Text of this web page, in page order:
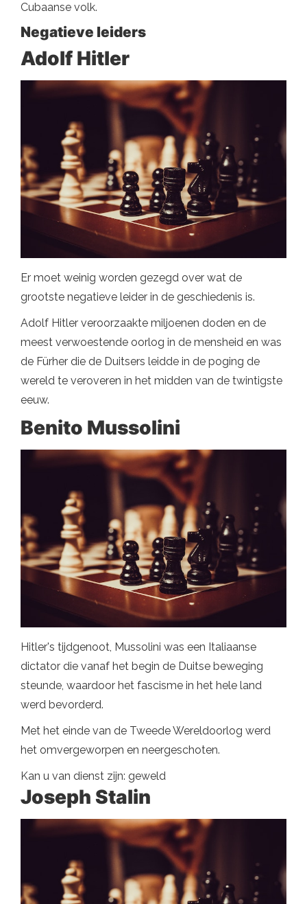
Cubaanse volk.
Negatieve leiders
Adolf Hitler
Er moet weinig worden gezegd over wat de
grootste negatieve leider in de geschiedenis is.
Adolf Hitler veroorzaakte miljoenen doden en de
meest verwoestende oorlog in de mensheid en was
de Fürher die de Duitsers leidde in de poging de
wereld te veroveren in het midden van de twintigste
eeuw.
Benito Mussolini
Hitler's tijdgenoot, Mussolini was een Italiaanse
dictator die vanaf het begin de Duitse beweging
steunde, waardoor het fascisme in het hele land
werd bevorderd.
Met het einde van de Tweede Wereldoorlog werd
het omvergeworpen en neergeschoten.
Kan u van dienst zijn: geweld
Joseph Stalin